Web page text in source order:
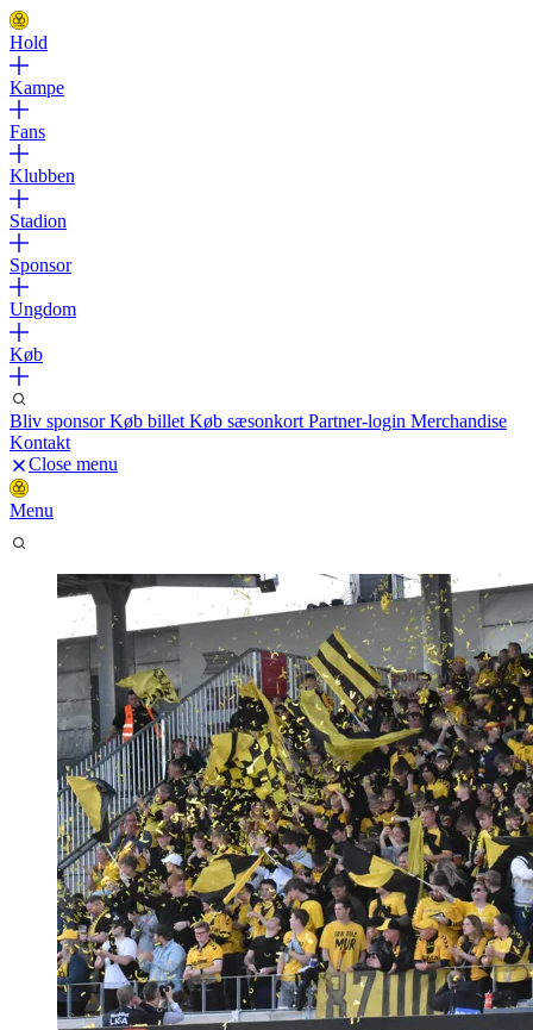
Hold
Kampe
Fans
Klubben
Stadion
Sponsor
Ungdom
Køb
Bliv sponsorKøb billet Køb sæsonkort Partner-login Merchandise
Kontakt
Close menu
Menu